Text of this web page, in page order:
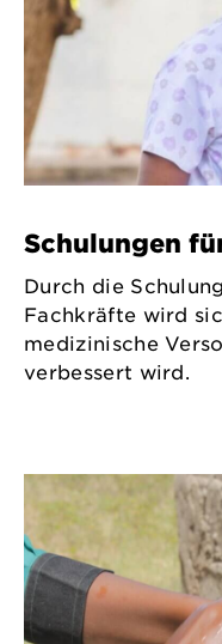
Schulungen
Durch die
Fachkräfte wird
medizinische
verbessert wird.